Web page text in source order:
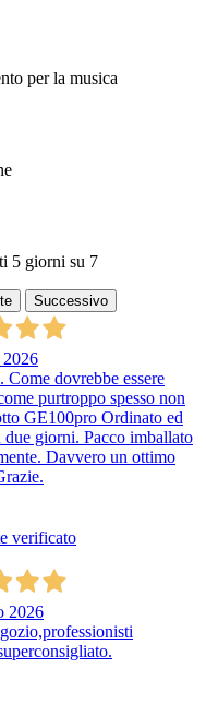
per la musica
5 giorni su 7
Successivo
Come dovrebbe essere
purtroppo spesso non
GE100pro Ordinato ed
due giorni. Pacco imballato
Davvero un ottimo
verificato
2026